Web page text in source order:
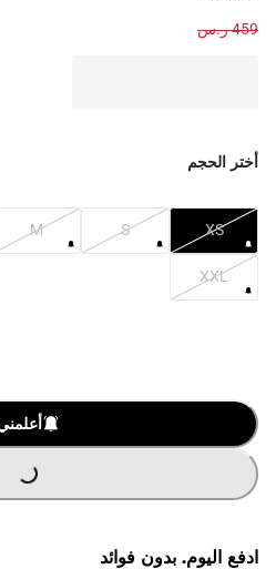
459 ر.س
أختر الحجم
XS
S
M
XXL
ادفع اليوم. بدون فوائد